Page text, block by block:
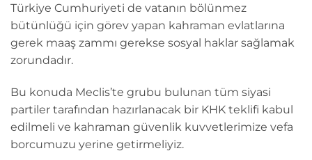
Türkiye Cumhuriyeti de vatanın bölünmez
bütünlüğü için görev yapan kahraman evlatlarına
gerek maaş zammı gerekse sosyal haklar sağlamak
zorundadır.
Bu konuda Meclis’te grubu bulunan tüm siyasi
partiler tarafından hazırlanacak bir KHK teklifi kabul
edilmeli ve kahraman güvenlik kuvvetlerimize vefa
borcumuzu yerine getirmeliyiz.